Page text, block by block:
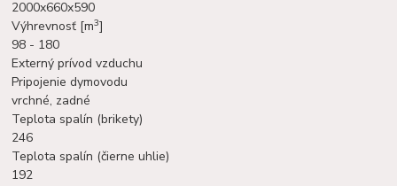
2000x660x590
Výhrevnosť [m3]
98 - 180
Externý prívod vzduchu
Pripojenie dymovodu
vrchné, zadné
Teplota spalín (brikety)
246
Teplota spalín (čierne uhlie)
192